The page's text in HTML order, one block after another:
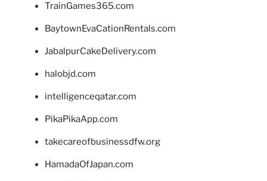
TrainGames365.com
BaytownEvaCationRentals.com
JabalpurCakeDelivery.com
halobjd.com
intelligenceqatar.com
PikaPikaApp.com
takecareofbusinessdfw.org
HamadaOfJapan.com